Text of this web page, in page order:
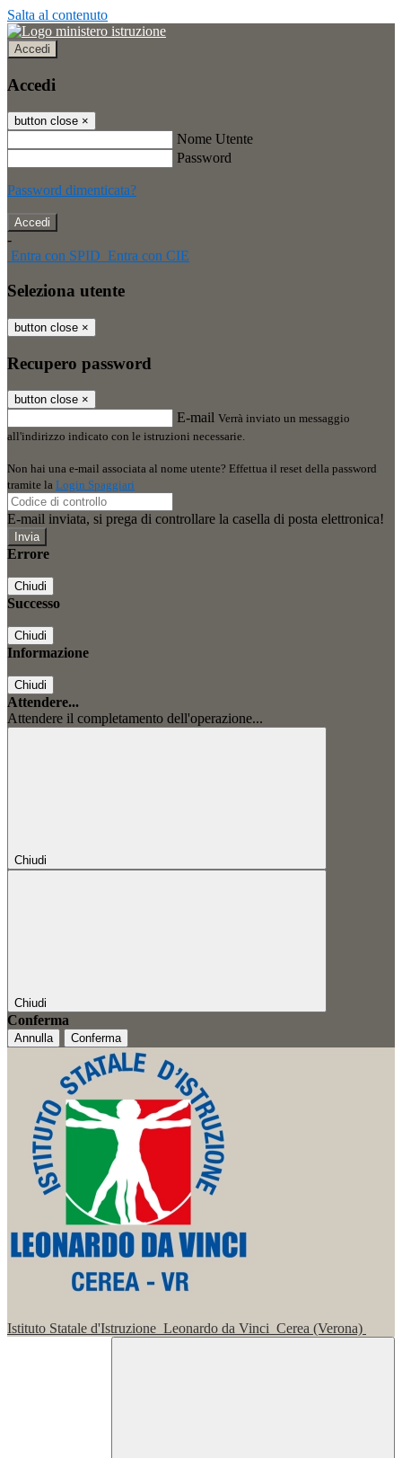
Salta al contenuto
Accedi
Accedi
button close ×
Nome Utente
Password
Password dimenticata?
-
Entra con SPID Entra con CIE
Seleziona utente
button close ×
Recupero password
button close ×
E-mail Verrà inviato un messaggio
all'indirizzo indicato con le istruzioni necessarie.
Non hai una e-mail associata al nome utente? Effettua il reset della password
tramite la Login Spaggiari
E-mail inviata, si prega di controllare la casella di posta elettronica!
Errore
Chiudi
Successo
Chiudi
Informazione
Chiudi
Attendere...
Attendere il completamento dell'operazione...
Chiudi
Chiudi
Conferma
Annulla Conferma
Istituto Statale d'Istruzione Leonardo da Vinci Cerea (Verona)